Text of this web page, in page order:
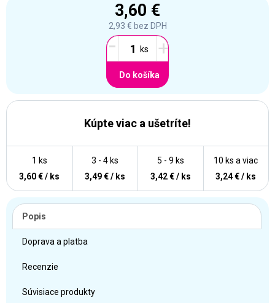
3,60 €
2,93 € bez DPH
- +
Do košíka
Kúpte viac a ušetríte!
10 ks a viac
3,24 € / ks
5 - 9 ks
3,42 € / ks
3 - 4 ks
3,49 € / ks
1 ks
3,60 € / ks
Popis
Doprava a platba
Recenzie
Súvisiace produkty